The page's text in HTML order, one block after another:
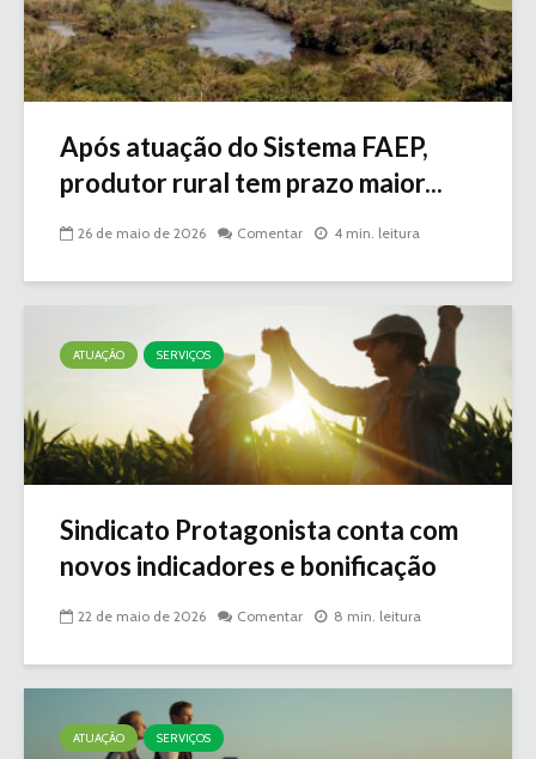
Após atuação do Sistema FAEP,
produtor rural tem prazo maior...
26 de maio de 2026 Comentar 4 min. leitura
ATUAÇÃO SERVIÇOS
Sindicato Protagonista conta com
novos indicadores e bonificação
22 de maio de 2026 Comentar 8 min. leitura
ATUAÇÃO SERVIÇOS